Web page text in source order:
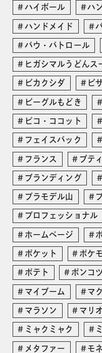
ハイボール ハ
ハンドメイド
パウ・パトロール
ヒガシマルうどんス
ビカクシダ ビ
ビーグルもどき
ピコ・ココット
フェイスパック
フランス ブテ
ブランディング
プラモデル山
プロフェッショナル
ホームページ
ポケット ポケ
ポテト ポンコツ
マイブーム マ
マラソン マリ
ミャクミャク
メタファー モネ